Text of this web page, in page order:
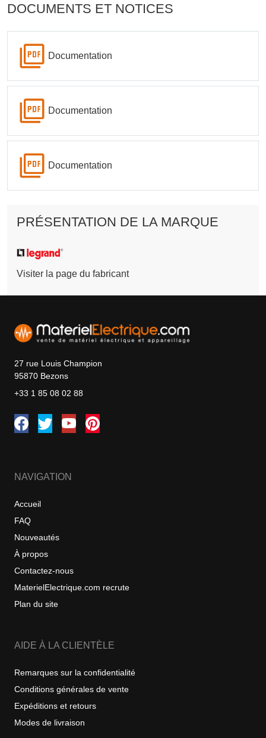
DOCUMENTS ET NOTICES
Documentation
Documentation
Documentation
PRÉSENTATION DE LA MARQUE
Visiter la page du fabricant
27 rue Louis Champion
95870 Bezons
+33 1 85 08 02 88
NAVIGATION
Accueil
FAQ
Nouveautés
À propos
Contactez-nous
MaterielElectrique.com recrute
Plan du site
AIDE À LA CLIENTÈLE
Remarques sur la confidentialité
Conditions générales de vente
Expéditions et retours
Modes de livraison